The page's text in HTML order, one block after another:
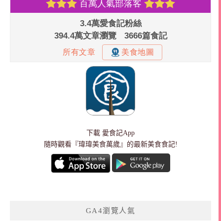
下載 愛食記App
隨時觀看『瑋瑋美食萬歲』的最新美食食記!
GA4瀏覽人氣